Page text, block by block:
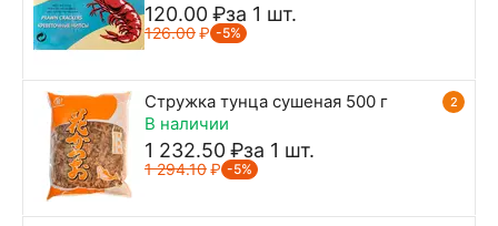
120.00 ₽за 1 шт.
126.00₽ -5%
2
Стружка тунца сушеная 500 г
В наличии
1 232.50 ₽за 1 шт.
1 294.10₽ -5%